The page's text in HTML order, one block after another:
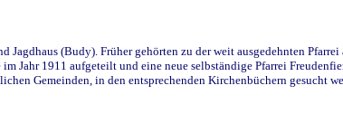
(Budy). Früher gehörten zu der weit ausgedehnten
Jahr 1911 aufgeteilt und eine neue selbständige Pfarrei
Gemeinden, in den entsprechenden Kirchenbüchern gesucht